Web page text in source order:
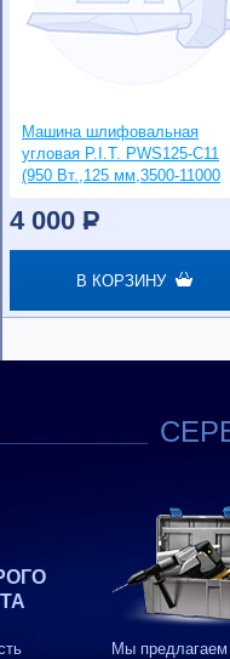
Машина шлифовальная
угловая P.I.T. PWS125-C11
(950 Вт.,125 мм,3500-11000
4 000 P
В КОРЗИНУ
Мы